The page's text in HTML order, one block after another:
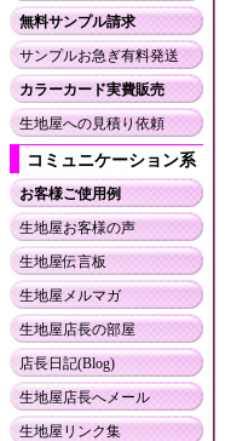
無料サンプル請求
サンプルお急ぎ有料発送
カラーカード実費販売
生地屋への見積り依頼
コミュニケーション系
お客様ご使用例
生地屋お客様の声
生地屋伝言板
生地屋メルマガ
生地屋店長の部屋
店長日記(Blog)
生地屋店長へメール
生地屋リンク集